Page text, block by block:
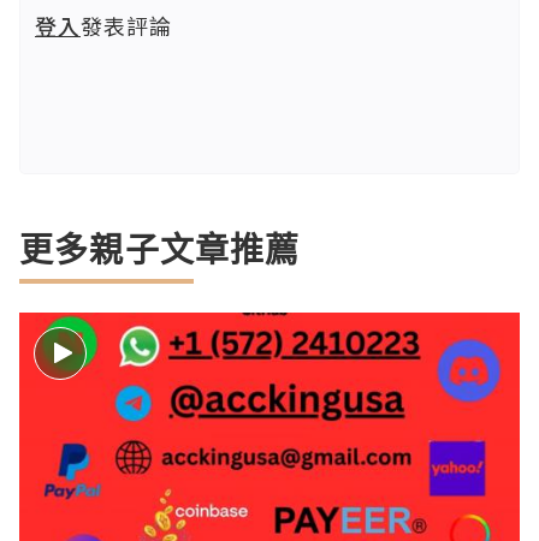
登入發表評論
更多親子文章推薦